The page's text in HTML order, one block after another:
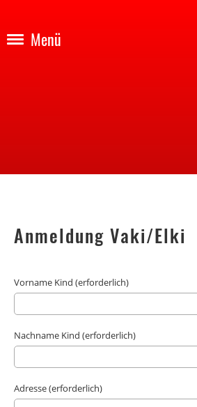
Menü
Anmeldung Vaki/Elki
Vorname Kind (erforderlich)
Nachname Kind (erforderlich)
Adresse (erforderlich)